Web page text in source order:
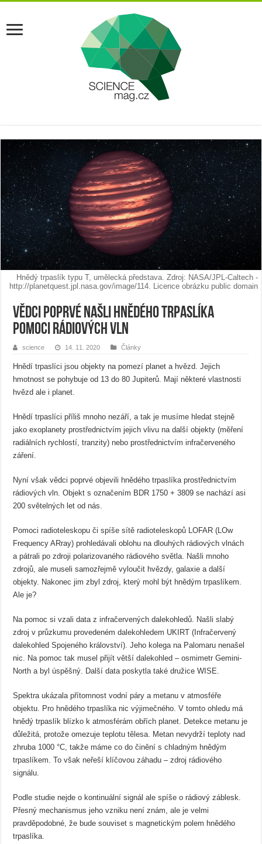
Hnědý trpaslík typu T, umělecká představa. Zdroj: NASA/JPL-Caltech -
http://planetquest.jpl.nasa.gov/image/114. Licence obrázku public domain
Vědci poprvé našli hnědého trpaslíka
pomoci rádiových vln
science 14. 11. 2020 Články
Hnědí trpaslíci jsou objekty na pomezí planet a hvězd. Jejich
hmotnost se pohybuje od 13 do 80 Jupiterů. Mají některé vlastnosti
hvězd ale i planet.
Hnědí trpaslíci příliš mnoho nezáří, a tak je musíme hledat stejně
jako exoplanety prostřednictvím jejich vlivu na další objekty (měření
radiálních rychlostí, tranzity) nebo prostřednictvím infračerveného
záření.
Nyní však vědci poprvé objevili hnědého trpaslíka prostřednictvím
rádiových vln. Objekt s označením BDR 1750 + 3809 se nachází asi
200 světelných let od nás.
Pomoci radioteleskopu či spíše sítě radioteleskopů LOFAR (LOw
Frequency ARray) prohledávali oblohu na dlouhých rádiových vlnách
a pátrali po zdroji polarizovaného rádiového světla. Našli mnoho
zdrojů, ale museli samozřejmě vyloučit hvězdy, galaxie a další
objekty. Nakonec jim zbyl zdroj, který mohl být hnědým trpaslíkem.
Ale je?
Na pomoc si vzali data z infračervených dalekohledů. Našli slabý
zdroj v průzkumu provedeném dalekohledem UKIRT (Infračervený
dalekohled Spojeného království). Jeho kolega na Palomaru nenašel
nic. Na pomoc tak musel přijít větší dalekohled – osmimetr Gemini-
North a byl úspěšný. Další data poskytla také družice WISE.
Spektra ukázala přítomnost vodní páry a metanu v atmosféře
objektu. Pro hnědého trpaslíka nic výjimečného. V tomto ohledu má
hnědý trpaslík blízko k atmosférám obřích planet. Detekce metanu je
důležitá, protože omezuje teplotu tělesa. Metan nevydrží teploty nad
zhruba 1000 °C, takže máme co do činění s chladným hnědým
trpaslíkem. To však neřeší klíčovou záhadu – zdroj rádiového
signálu.
Podle studie nejde o kontinuální signál ale spíše o rádiový záblesk.
Přesný mechanismus jeho vzniku není znám, ale je velmi
pravděpodobné, že bude souviset s magnetickým polem hnědého
trpaslíka.